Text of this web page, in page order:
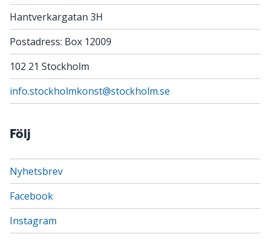
Hantverkargatan 3H
Postadress: Box 12009
102 21 Stockholm
info.stockholmkonst@stockholm.se
Följ
Nyhetsbrev
Facebook
Instagram